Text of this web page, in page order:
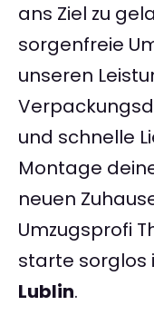
ans Ziel zu
sorgenfreie
unseren
und schnelle
Montage
neuen
Umzugsprofi
starte sorglos
Lublin.